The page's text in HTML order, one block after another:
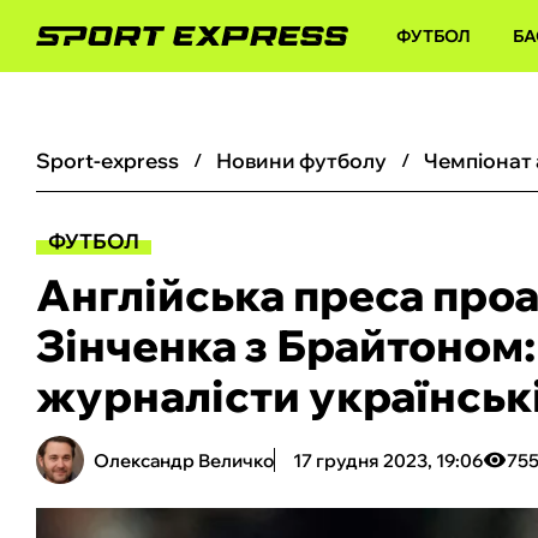
ФУТБОЛ
sport-express новини футболу
ФУТБОЛ
Англійська преса
Зінченка з
журналісти
Олександр Величко 17 грудня 2023, 19:06 755